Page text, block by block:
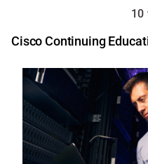
10
Cisco Continuing